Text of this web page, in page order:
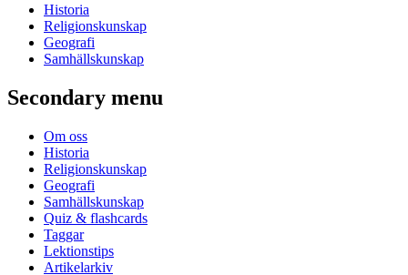
Historia
Religionskunskap
Geografi
Samhällskunskap
Secondary menu
Om oss
Historia
Religionskunskap
Geografi
Samhällskunskap
Quiz & flashcards
Taggar
Lektionstips
Artikelarkiv